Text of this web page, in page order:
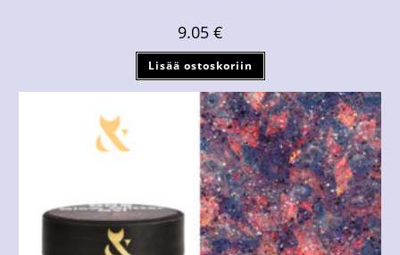
9.05 €
Lisää ostoskoriin